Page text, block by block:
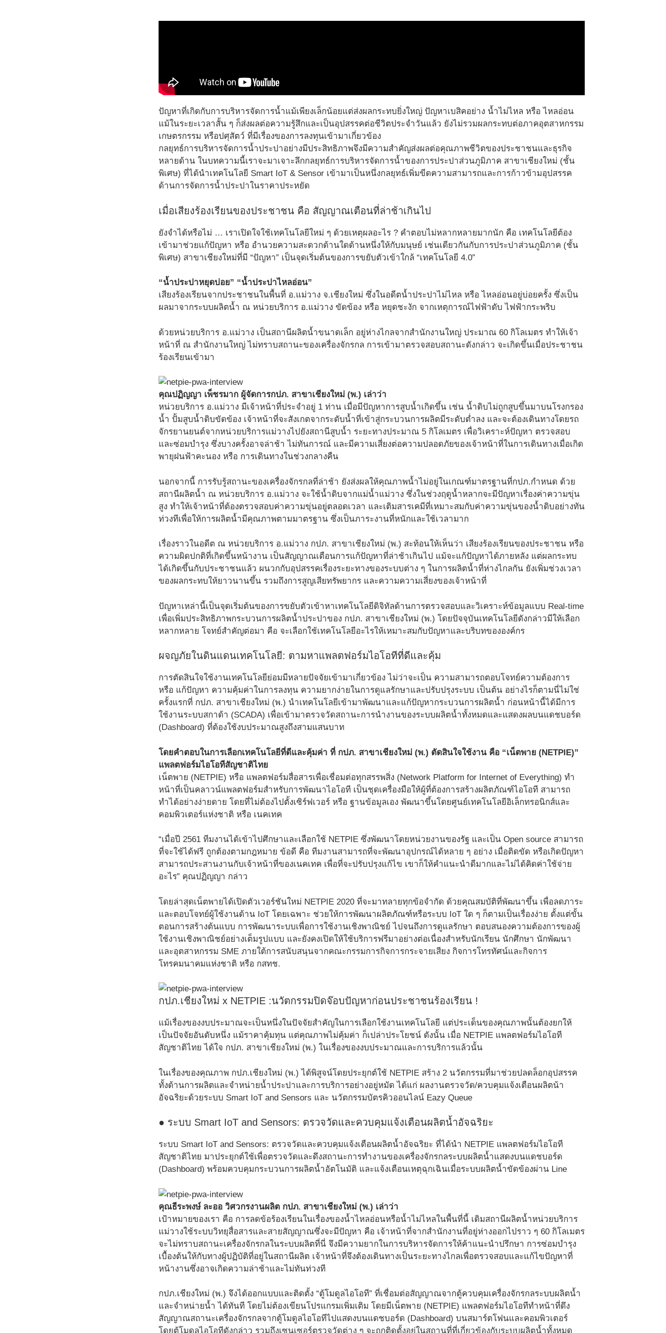
ปัญหาที่เกิดกับการบริหารจัดการน้ำแม้เพียงเล็กน้อยแต่ส่งผลกระทบยิ่งใหญ่ ปัญหาเบสิคอย่าง น้ำไม่ไหล หรือ ไหลอ่อน
แม้ในระยะเวลาสั้น ๆ ก็ส่งผลต่อความรู้สึกและเป็นอุปสรรคต่อชีวิตประจำวันแล้ว ยังไม่รวมผลกระทบต่อภาคอุตสาหกรรม
เกษตรกรรม หรือปศุสัตว์ ที่มีเรื่องของการลงทุนเข้ามาเกี่ยวข้อง
กลยุทธ์การบริหารจัดการน้ำประปาอย่างมีประสิทธิภาพจึงมีความสำคัญส่งผลต่อคุณภาพชีวิตของประชาชนและธุรกิจ
หลายด้าน ในบทความนี้เราจะมาเจาะลึกกลยุทธ์การบริหารจัดการน้ำของการประปาส่วนภูมิภาค สาขาเชียงใหม่ (ชั้น
พิเศษ) ที่ได้นำเทคโนโลยี Smart IoT & Sensor เข้ามาเป็นหนึ่งกลยุทธ์เพิ่มขีดความสามารถและการก้าวข้ามอุปสรรค
ด้านการจัดการน้ำประปาในราคาประหยัด
เมื่อเสียงร้องเรียนของประชาชน คือ สัญญาณเตือนที่ล่าช้าเกินไป
ยังจำได้หรือไม่ … เราเปิดใจใช้เทคโนโลยีใหม่ ๆ ด้วยเหตุผลอะไร ? คำตอบไม่หลากหลายมากนัก คือ เทคโนโลยีต้อง
เข้ามาช่วยแก้ปัญหา หรือ อำนวยความสะดวกด้านใดด้านหนึ่งให้กับมนุษย์ เช่นเดียวกันกับการประปาส่วนภูมิภาค (ชั้น
พิเศษ) สาขาเชียงใหม่ที่มี “ปัญหา” เป็นจุดเริ่มต้นของการขยับตัวเข้าใกล้ “เทคโนโลยี 4.0”
“น้ำประปาหยุดบ่อย” “น้ำประปาไหลอ่อน”
เสียงร้องเรียนจากประชาชนในพื้นที่ อ.แม่วาง จ.เชียงใหม่ ซึ่งในอดีตน้ำประปาไม่ไหล หรือ ไหลอ่อนอยู่บ่อยครั้ง ซึ่งเป็น
ผลมาจากระบบผลิตน้ำ ณ หน่วยบริการ อ.แม่วาง ขัดข้อง หรือ หยุดชะงัก จากเหตุการณ์ไฟฟ้าดับ ไฟฟ้ากระพริบ
ด้วยหน่วยบริการ อ.แม่วาง เป็นสถานีผลิตน้ำขนาดเล็ก อยู่ห่างไกลจากสำนักงานใหญ่ ประมาณ 60 กิโลเมตร ทำให้เจ้า
หน้าที่ ณ สำนักงานใหญ่ ไม่ทราบสถานะของเครื่องจักรกล การเข้ามาตรวจสอบสถานะดังกล่าว จะเกิดขึ้นเมื่อประชาชน
ร้องเรียนเข้ามา
คุณปฏิญญา เพ็ชรมาก ผู้จัดการกปภ. สาขาเชียงใหม่ (พ.) เล่าว่า
หน่วยบริการ อ.แม่วาง มีเจ้าหน้าที่ประจำอยู่ 1 ท่าน เมื่อมีปัญหาการสูบน้ำเกิดขึ้น เช่น น้ำดิบไม่ถูกสูบขึ้นมาบนโรงกรอง
น้ำ ปั้มสูบน้ำดิบขัดข้อง เจ้าหน้าที่จะสังเกตจากระดับน้ำที่เข้าสู่กระบวนการผลิตมีระดับต่ำลง และจะต้องเดินทางโดยรถ
จักรยานยนต์จากหน่วยบริการแม่วางไปยังสถานีสูบน้ำ ระยะทางประมาณ 5 กิโลเมตร เพื่อวิเคราะห์ปัญหา ตรวจสอบ
และซ่อมบำรุง ซึ่งบางครั้งอาจล่าช้า ไม่ทันการณ์ และมีความเสี่ยงต่อความปลอดภัยของเจ้าหน้าที่ในการเดินทางเมื่อเกิด
พายุฝนฟ้าคะนอง หรือ การเดินทางในช่วงกลางคืน
นอกจากนี้ การรับรู้สถานะของเครื่องจักรกลที่ล่าช้า ยังส่งผลให้คุณภาพน้ำไม่อยู่ในเกณฑ์มาตรฐานที่กปภ.กำหนด ด้วย
สถานีผลิตน้ำ ณ หน่วยบริการ อ.แม่วาง จะใช้น้ำดิบจากแม่น้ำแม่วาง ซึ่งในช่วงฤดูน้ำหลากจะมีปัญหาเรื่องค่าความขุ่น
สูง ทำให้เจ้าหน้าที่ต้องตรวจสอบค่าความขุ่นอยู่ตลอดเวลา และเติมสารเคมีที่เหมาะสมกับค่าความขุ่นของน้ำดิบอย่างทัน
ท่วงทีเพื่อให้การผลิตน้ำมีคุณภาพตามมาตรฐาน ซึ่งเป็นภาระงานที่หนักและใช้เวลามาก
เรื่องราวในอดีต ณ หน่วยบริการ อ.แม่วาง กปภ. สาขาเชียงใหม่ (พ.) สะท้อนให้เห็นว่า เสียงร้องเรียนของประชาชน หรือ
ความผิดปกติที่เกิดขึ้นหน้างาน เป็นสัญญาณเตือนการแก้ปัญหาที่ล่าช้าเกินไป แม้จะแก้ปัญหาได้ภายหลัง แต่ผลกระทบ
ได้เกิดขึ้นกับประชาชนแล้ว ผนวกกับอุปสรรคเรื่องระยะทางของระบบต่าง ๆ ในการผลิตน้ำที่ห่างไกลกัน ยังเพิ่มช่วงเวลา
ของผลกระทบให้ยาวนานขึ้น รวมถึงการสูญเสียทรัพยากร และความความเสี่ยงของเจ้าหน้าที่
ปัญหาเหล่านี้เป็นจุดเริ่มต้นของการขยับตัวเข้าหาเทคโนโลยีดิจิทัลด้านการตรวจสอบและวิเคราะห์ข้อมูลแบบ Real-time
เพื่อเพิ่มประสิทธิภาพกระบวนการผลิตน้ำประปาของ กปภ. สาขาเชียงใหม่ (พ.) โดยปัจจุบันเทคโนโลยีดังกล่าวมีให้เลือก
หลากหลาย โจทย์สำคัญต่อมา คือ จะเลือกใช้เทคโนโลยีอะไรให้เหมาะสมกับปัญหาและบริบทขององค์กร
ผจญภัยในดินแดนเทคโนโลยี: ตามหาแพลตฟอร์มไอโอทีที่ดีและคุ้ม
การตัดสินใจใช้งานเทคโนโลยีย่อมมีหลายปัจจัยเข้ามาเกี่ยวข้อง ไม่ว่าจะเป็น ความสามารถตอบโจทย์ความต้องการ
หรือ แก้ปัญหา ความคุ้มค่าในการลงทุน ความยากง่ายในการดูแลรักษาและปรับปรุงระบบ เป็นต้น อย่างไรก็ตามนี่ไม่ใช่
ครั้งแรกที่ กปภ. สาขาเชียงใหม่ (พ.) นำเทคโนโลยีเข้ามาพัฒนาและแก้ปัญหากระบวนการผลิตน้ำ ก่อนหน้านี้ได้มีการ
ใช้งานระบบสกาด้า (SCADA) เพื่อเข้ามาตรวจวัดสถานะการนำงานของระบบผลิตน้ำทั้งหมดและแสดงผลบนแดชบอร์ด
(Dashboard) ที่ต้องใช้งบประมาณสูงถึงสามแสนบาท
โดยคำตอบในการเลือกเทคโนโลยีที่ดีและคุ้มค่า ที่ กปภ. สาขาเชียงใหม่ (พ.) ตัดสินใจใช้งาน คือ “เน็ตพาย (NETPIE)”
แพลตฟอร์มไอโอทีสัญชาติไทย
เน็ตพาย (NETPIE) หรือ แพลตฟอร์มสื่อสารเพื่อเชื่อมต่อทุกสรรพสิ่ง (Network Platform for Internet of Everything) ทำ
หน้าที่เป็นคลาวน์แพลตฟอร์มสำหรับการพัฒนาไอโอที เป็นชุดเครื่องมือให้ผู้ที่ต้องการสร้างผลิตภัณฑ์ไอโอที สามารถ
ทำได้อย่างง่ายดาย โดยที่ไม่ต้องไปตั้งเซิร์ฟเวอร์ หรือ ฐานข้อมูลเอง พัฒนาขึ้นโดยศูนย์เทคโนโลยีอิเล็กทรอนิกส์และ
คอมพิวเตอร์แห่งชาติ หรือ เนคเทค
“เมื่อปี 2561 ทีมงานได้เข้าไปศึกษาและเลือกใช้ NETPIE ซึ่งพัฒนาโดยหน่วยงานของรัฐ และเป็น Open source สามารถ
ที่จะใช้ได้ฟรี ถูกต้องตามกฎหมาย ข้อดี คือ ทีมงานสามารถที่จะพัฒนาอุปกรณ์ได้หลาย ๆ อย่าง เมื่อติดขัด หรือเกิดปัญหา
สามารถประสานงานกับเจ้าหน้าที่ของเนคเทค เพื่อที่จะปรับปรุงแก้ไข เขาก็ให้คำแนะนำดีมากและไม่ได้คิดค่าใช้จ่าย
อะไร” คุณปฏิญญา กล่าว
โดยล่าสุดเน็ตพายได้เปิดตัวเวอร์ชันใหม่ NETPIE 2020 ที่จะมาทลายทุกข้อจำกัด ด้วยคุณสมบัติที่พัฒนาขึ้น เพื่อลดภาระ
และตอบโจทย์ผู้ใช้งานด้าน IoT โดยเฉพาะ ช่วยให้การพัฒนาผลิตภัณฑ์หรือระบบ IoT ใด ๆ ก็ตามเป็นเรื่องง่าย ตั้งแต่ขั้น
ตอนการสร้างต้นแบบ การพัฒนาระบบเพื่อการใช้งานเชิงพาณิชย์ ไปจนถึงการดูแลรักษา ตอบสนองความต้องการของผู้
ใช้งานเชิงพาณิชย์อย่างเต็มรูปแบบ และยังคงเปิดให้ใช้บริการฟรีมาอย่างต่อเนื่องสำหรับนักเรียน นักศึกษา นักพัฒนา
และอุตสาหกรรม SME ภายใต้การสนับสนุนจากคณะกรรมการกิจการกระจายเสียง กิจการโทรทัศน์และกิจการ
โทรคมนาคมแห่งชาติ หรือ กสทช.
กปภ.เชียงใหม่ x NETPIE :นวัตกรรมปิดจ๊อบปัญหาก่อนประชาชนร้องเรียน !
แม้เรื่องของงบประมาณจะเป็นหนึ่งในปัจจัยสำคัญในการเลือกใช้งานเทคโนโลยี แต่ประเด็นของคุณภาพนั้นต้องยกให้
เป็นปัจจัยอันดับหนึ่ง แม้ราคาคุ้มทุน แต่คุณภาพไม่คุ้มค่า ก็เปล่าประโยชน์ ดังนั้น เมื่อ NETPIE แพลตฟอร์มไอโอที
สัญชาติไทย ได้ใจ กปภ. สาขาเชียงใหม่ (พ.) ในเรื่องของงบประมาณและการบริการแล้วนั้น
ในเรื่องของคุณภาพ กปภ.เชียงใหม่ (พ.) ได้พิสูจน์โดยประยุกต์ใช้ NETPIE สร้าง 2 นวัตกรรมที่มาช่วยปลดล็อกอุปสรรค
ทั้งด้านการผลิตและจำหน่ายน้ำประปาและการบริการอย่างอยู่หมัด ได้แก่ ผลงานตรวจวัด/ควบคุมแจ้งเตือนผลิตน้า
อัจฉริยะด้วยระบบ Smart IoT and Sensors และ นวัตกรรมบัตรคิวออนไลน์ Eazy Queue
● ระบบ Smart IoT and Sensors: ตรวจวัดและควบคุมแจ้งเตือนผลิตน้ำอัจฉริยะ
ระบบ Smart IoT and Sensors: ตรวจวัดและควบคุมแจ้งเตือนผลิตน้ำอัจฉริยะ ที่ได้นำ NETPIE แพลตฟอร์มไอโอที
สัญชาติไทย มาประยุกต์ใช้เพื่อตรวจวัดและดึงสถานะการทำงานของเครื่องจักรกลระบบผลิตน้ำแสดงบนแดชบอร์ด
(Dashboard) พร้อมควบคุมกระบวนการผลิตน้ำอัตโนมัติ และแจ้งเตือนเหตุฉุกเฉินเมื่อระบบผลิตน้ำขัดข้องผ่าน Line
คุณธีระพงษ์ ละออ วิศวกรงานผลิต กปภ. สาขาเชียงใหม่ (พ.) เล่าว่า
เป้าหมายของเรา คือ การลดข้อร้องเรียนในเรื่องของน้ำไหลอ่อนหรือน้ำไม่ไหลในพื้นที่นี้ เดิมสถานีผลิตน้ำหน่วยบริการ
แม่วางใช้ระบบวิทยุสื่อสารและสายสัญญาณซึ่งจะมีปัญหา คือ เจ้าหน้าที่จากสำนักงานที่อยู่ห่างออกไปราว ๆ 60 กิโลเมตร
จะไม่ทราบสถานะเครื่องจักรกลในระบบผลิตที่นี่ จึงมีความยากในการบริหารจัดการให้ค้าแนะนำปรึกษา การซ่อมบำรุง
เบื้องต้นให้กับทางผู้ปฏิบัติที่อยู่ในสถานีผลิต เจ้าหน้าที่จึงต้องเดินทางเป็นระยะทางไกลเพื่อตรวจสอบและแก้ไขปัญหาที่
หน้างานซึ่งอาจเกิดความล่าช้าและไม่ทันท่วงที
กปภ.เชียงใหม่ (พ.) จึงได้ออกแบบและติดตั้ง “ตู้โมดูลไอโอที” ที่เชื่อมต่อสัญญาณจากตู้ควบคุมเครื่องจักรกลระบบผลิตน้ำ
และจำหน่ายน้ำ ได้ทันที โดยไม่ต้องเขียนโปรแกรมเพิ่มเติม โดยมีเน็ตพาย (NETPIE) แพลตฟอร์มไอโอทีทำหน้าที่ดึง
สัญญาณสถานะเครื่องจักรกลจากตู้โมดูลไอโอทีไปแสดงบนแดชบอร์ด (Dashboard) บนสมาร์ตโฟนและคอมพิวเตอร์
โดยตู้โมดูลไอโอทีดังกล่าว รวมถึงเซนเซอร์ตรวจวัดต่าง ๆ จะถูกติดตั้งอยู่ในสถานที่ที่เกี่ยวข้องกับระบบผลิตน้ำทั้งหมด